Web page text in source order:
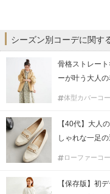
シーズン別コーデに関す
骨格ストレー
ーが叶う大人
体型カバーコ
【40代】大人
しゃれな一足
ローファーコ
【保存版】初